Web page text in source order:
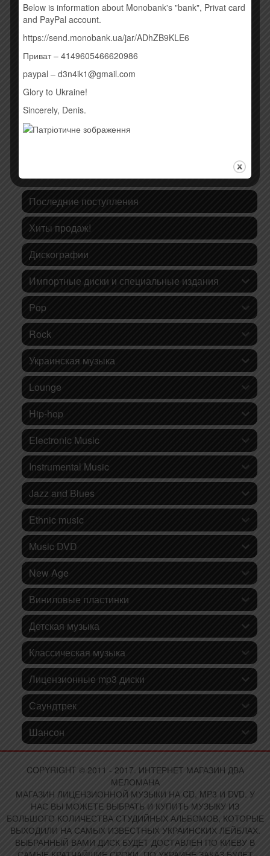
BAHROMA – ИПИ (2015)
(EP)
250,00грн.
Купить
ТИМУР РОДРИГЕЗ –
190,00
КАТЕГОРИИ ТОВАРОВ
Последние поступления
Хиты продаж!
Дискографии
Импортные диски и специальные издания
Pop
Rock
Украинская музыка
Lounge
Hip-hop
Electronic Music
Instrumental Music
Jazz and Blues
Ethnic music
Music DVD
New Age
Виниловые пластинки
Детская музыка
Классическая музыка
Лицензионные mp3 диски
Саундтрек
Шансон
COPYRIGHT © 2011 - 2017. ИНТЕРНЕТ МАГАЗИН ДВА
МЕЛОМАНА
МАГАЗИН ЛИЦЕНЗИОННОЙ МУЗЫКИ НА CD, MP3 И DVD. У
НАС ВЫ МОЖЕТЕ ВЫБРАТЬ И КУПИТЬ МУЗЫКУ ИЗ
БОЛЬШОГО КОЛИЧЕСТВА СТУДИЙНЫХ АЛЬБОМОВ, КОТОРЫЕ
ВЫХОДИЛИ НА САМЫХ ИЗВЕСТНЫХ УКРАИНСКИХ ЛЕЙБЛАХ.
ВЫБРАННЫЙ ВАМИ ДИСК БУДЕТ ДОСТАВЛЕН ПО КИЕВУ В
Below is information about Monobank's "bank", Privat card
and PayPal account.
https://send.monobank.ua/jar/ADhZB9KLE6
Приват – 4149605466620986
paypal – d3n4ik1@gmail.com
Glory to Ukraine!
Sincerely, Denis.